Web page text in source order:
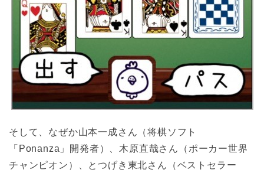
そして、なぜか山本一成さん（将棋ソフト
「Ponanza」開発者）、木原直哉さん（ポーカー世界
チャンピオン）、とつげき東北さん（ベストセラー